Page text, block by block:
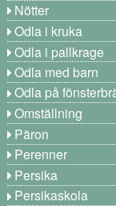
Nötter
Odla i kruka
Odla i pallkrage
Odla med barn
Odla på
Omställning
Päron
Perenner
Persika
Persikaskola